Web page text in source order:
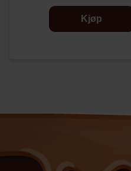
Kjøp